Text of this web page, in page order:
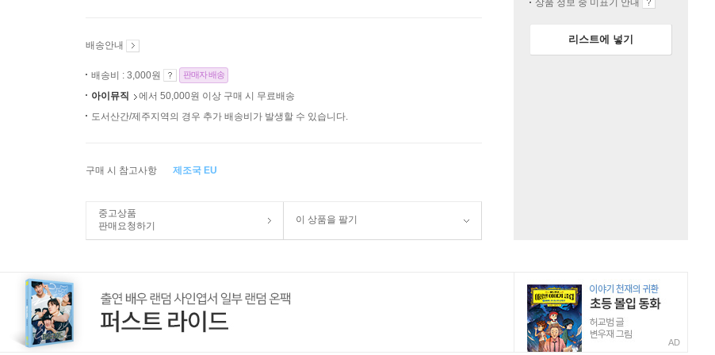
배송안내
배송비 : 3,000원 판매자 배송
아이뮤직
에서 50,000원 이상 구매 시 무료배송
도서산간/제주지역의 경우 추가 배송비가 발생할 수 있습니다.
구매 시 참고사항 제조국 EU
중고상품
판매요청하기
이 상품을 팔기
상품 정보 중 미표기 안내
리스트에 넣기
AD